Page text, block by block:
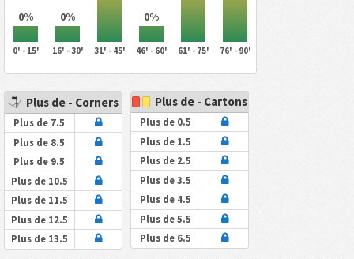
0% 0% 0%
0' - 15' 16' - 30' 31' - 45' 46' - 60' 61' - 75' 76' - 90'
Plus de - Corners
Plus de 7.5
Plus de 8.5
Plus de 9.5
Plus de 10.5
Plus de 11.5
Plus de 12.5
Plus de 13.5
Plus de - Cartons
Plus de 0.5
Plus de 1.5
Plus de 2.5
Plus de 3.5
Plus de 4.5
Plus de 5.5
Plus de 6.5